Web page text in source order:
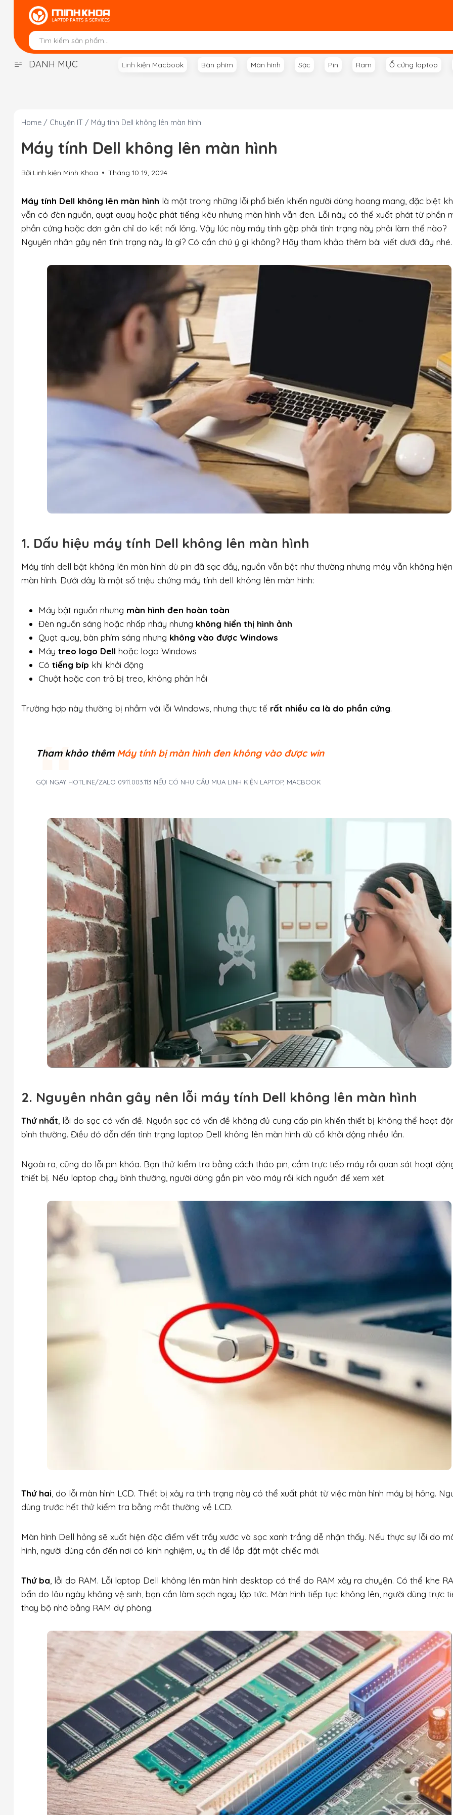
content
Linh kiện Macbook Bàn phím Màn hình Sạc Pin Ram Ổ cứng laptop
DANH MỤC
Home / Chuyện IT / Máy tính Dell không lên màn hình
Máy tính Dell không lên màn hình
Bởi Linh kiện Minh Khoa Tháng 10 19, 2024
Máy tính Dell không lên màn hình là một trong những lỗi phổ biến khiến người dùng hoang mang, đặc biệt
vẫn có đèn nguồn, quạt quay hoặc phát tiếng kêu nhưng màn hình vẫn đen. Lỗi này có thể xuất phát từ phần
phần cứng hoặc đơn giản chỉ do kết nối lỏng. Vậy lúc này máy tính gặp phải tình trạng này phải làm thế nào?
Nguyên nhân gây nên tình trạng này là gì? Có cần chú ý gì không? Hãy tham khảo thêm bài viết dưới đây nhé.
1. Dấu hiệu máy tính Dell không lên màn hình
Máy tính dell bật không lên màn hình dù pin đã sạc đầy, nguồn vẫn bật như thường nhưng máy vẫn không
màn hình. Dưới đây là một số triệu chứng máy tính dell không lên màn hình:
Máy bật nguồn nhưng màn hình đen hoàn toàn
Đèn nguồn sáng hoặc nhấp nháy nhưng không hiển thị hình ảnh
Quạt quay, bàn phím sáng nhưng không vào được Windows
Máy treo logo Dell hoặc logo Windows
Có tiếng bíp khi khởi động
Chuột hoặc con trỏ bị treo, không phản hồi
Trường hợp này thường bị nhầm với lỗi Windows, nhưng thực tế rất nhiều ca là do phần cứng.
Tham khảo thêm Máy tính bị màn hình đen không vào được win
GỌI NGAY HOTLINE/ZALO 0911.003.113 NẾU CÓ NHU CẦU MUA LINH KIỆN LAPTOP, MACBOOK
2. Nguyên nhân gây nên lỗi máy tính Dell không lên màn hình
Thứ nhất , lỗi do sạc có vấn đề. Nguồn sạc có vấn đề không đủ cung cấp pin khiến thiết bị không thể hoạt
bình thường. Điều đó dẫn đến tình trạng laptop Dell không lên màn hình dù cố khởi động nhiều lần.
Ngoài ra, cũng do lỗi pin khóa. Bạn thử kiểm tra bằng cách tháo pin, cắm trực tiếp máy rồi quan sát hoạt
thiết bị. Nếu laptop chạy bình thường, người dùng gắn pin vào máy rồi kích nguồn để xem xét.
Thứ hai , do lỗi màn hình LCD. Thiết bị xảy ra tình trạng này có thể xuất phát từ việc màn hình máy bị hỏng.
dùng trước hết thử kiểm tra bằng mắt thường về LCD.
Màn hình Dell hỏng sẽ xuất hiện đặc điểm vết trầy xước và sọc xanh trắng dễ nhận thấy. Nếu thực sự lỗi do
hình, người dùng cần đến nơi có kinh nghiệm, uy tín để lắp đặt một chiếc mới.
Thứ ba , lỗi do RAM. Lỗi laptop Dell không lên màn hình desktop có thể do RAM xảy ra chuyện. Có thể khe
bẩn do lâu ngày không vệ sinh, bạn cần làm sạch ngay lập tức. Màn hình tiếp tục không lên, người dùng trực
thay bộ nhớ bằng RAM dự phòng.